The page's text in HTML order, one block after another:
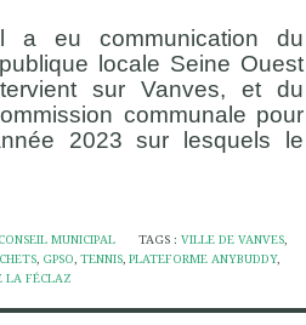
a eu communication du
locale Seine Ouest
sur Vanves, et du
communale pour
2023 sur lesquels le
CONSEIL MUNICIPAL TAGS :VILLE DE VANVES,
, GPSO, TENNIS, PLATEFORME ANYBUDDY,
LA FÉCLAZ